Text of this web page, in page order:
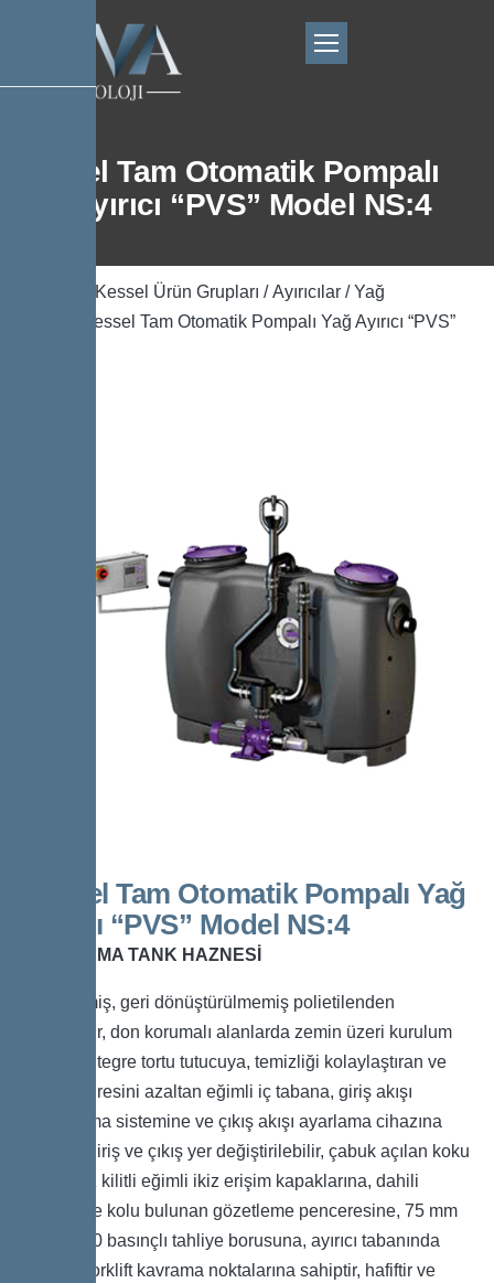
Kessel Tam Otomatik Pompalı
Yağ Ayırıcı “PVS” Model NS:4
Kessel Ürün Grupları /Ayırıcılar /Yağ
/ Kessel Tam Otomatik Pompalı Yağ Ayırıcı “PVS”
Kessel Tam Otomatik Pompalı Yağ
Ayırıcı “PVS” Model NS:4
DEPOLAMA TANK HAZNESİ
İşlenmemiş, geri dönüştürülmemiş polietilenden
üretilmiştir, don korumalı alanlarda zemin üzeri kurulum
içindir, entegre tortu tutucuya, temizliği kolaylaştıran ve
tahliye süresini azaltan eğimli iç tabana, giriş akışı
yavaşlatma sistemine ve çıkış akışı ayarlama cihazına
sahiptir, giriş ve çıkış yer değiştirilebilir, çabuk açılan koku
sızdırmaz kilitli eğimli ikiz erişim kapaklarına, dahili
temizleme kolu bulunan gözetleme penceresine, 75 mm
OD PN 10 basınçlı tahliye borusuna, ayırıcı tabanında
entegre forklift kavrama noktalarına sahiptir, hafiftir ve